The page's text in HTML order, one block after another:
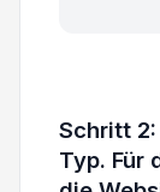
Schritt 2:
Typ. Für